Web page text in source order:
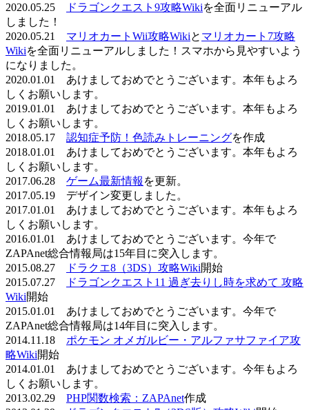
2020.05.25
ドラゴンクエスト9攻略Wikiを全面リニューアル
しました！
2020.05.21 マリオカートWii攻略Wikiと マリオカート7攻略
Wikiを全面リニューアルしました！スマホから見やすいよう
になりました。
2020.01.01 あけましておめでとうございます。本年もよろ
しくお願いします。
2019.01.01 あけましておめでとうございます。本年もよろ
しくお願いします。
2018.05.17 認知症予防！色読みトレーニングを作成
2018.01.01 あけましておめでとうございます。本年もよろ
しくお願いします。
2017.06.28 ゲーム最新情報 を更新。
2017.05.19 デザイン変更しました。
2017.01.01 あけましておめでとうございます。本年もよろ
しくお願いします。
2016.01.01 あけましておめでとうございます。今年で
ZAPAnet総合情報局は15年目に突入します。
2015.08.27
ドラクエ8（3DS）攻略Wiki開始
2015.07.27
ドラゴンクエスト11 過ぎ去りし時を求めて 攻略
Wiki開始
2015.01.01 あけましておめでとうございます。今年で
ZAPAnet総合情報局は14年目に突入します。
2014.11.18 ポケモン オメガルビー・アルファサファイア攻
略Wiki開始
2014.01.01 あけましておめでとうございます。今年もよろ
しくお願いします。
2013.02.29 PHP関数検索：ZAPAnet作成